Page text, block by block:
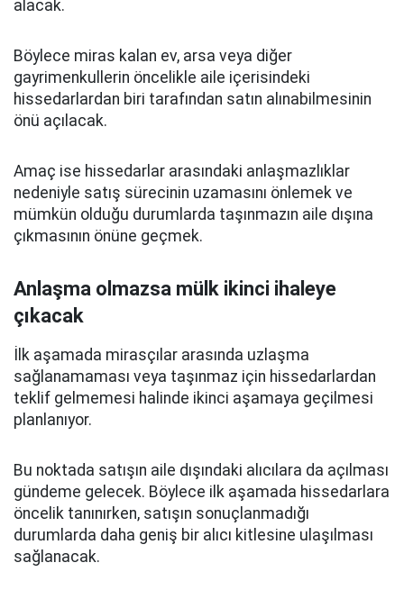
alacak.
Böylece miras kalan ev, arsa veya diğer
gayrimenkullerin öncelikle aile içerisindeki
hissedarlardan biri tarafından satın alınabilmesinin
önü açılacak.
Amaç ise hissedarlar arasındaki anlaşmazlıklar
nedeniyle satış sürecinin uzamasını önlemek ve
mümkün olduğu durumlarda taşınmazın aile dışına
çıkmasının önüne geçmek.
Anlaşma olmazsa mülk ikinci ihaleye
çıkacak
İlk aşamada mirasçılar arasında uzlaşma
sağlanamaması veya taşınmaz için hissedarlardan
teklif gelmemesi halinde ikinci aşamaya geçilmesi
planlanıyor.
Bu noktada satışın aile dışındaki alıcılara da açılması
gündeme gelecek. Böylece ilk aşamada hissedarlara
öncelik tanınırken, satışın sonuçlanmadığı
durumlarda daha geniş bir alıcı kitlesine ulaşılması
sağlanacak.